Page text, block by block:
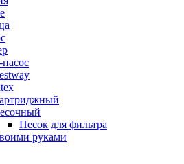
Песок для фильтра
руками